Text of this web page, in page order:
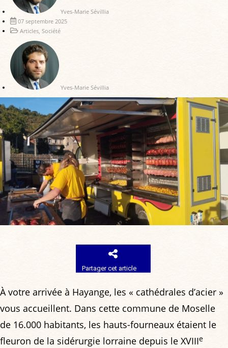
Yves-Marie Sévillia
07 septembre 2025
Articles Société
Yves-Marie Sévillia
Partager cet article
À votre arrivée à Hayange, les « cathédrales d’acier »
vous accueillent. Dans cette commune de Moselle
de 16.000 habitants, les hauts-fourneaux étaient le
fleuron de la sidérurgie lorraine depuis le XVIIIe